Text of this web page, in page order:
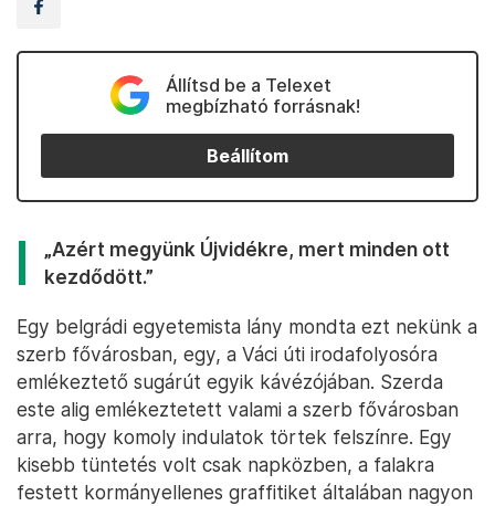
Állítsd be a Telexet
megbízható forrásnak!
Beállítom
„Azért megyünk Újvidékre, mert minden ott
kezdődött.”
Egy belgrádi egyetemista lány mondta ezt nekünk a
szerb fővárosban, egy, a Váci úti irodafolyosóra
emlékeztető sugárút egyik kávézójában. Szerda
este alig emlékeztetett valami a szerb fővárosban
arra, hogy komoly indulatok törtek felszínre. Egy
kisebb tüntetés volt csak napközben, a falakra
festett kormányellenes graffitiket általában nagyon